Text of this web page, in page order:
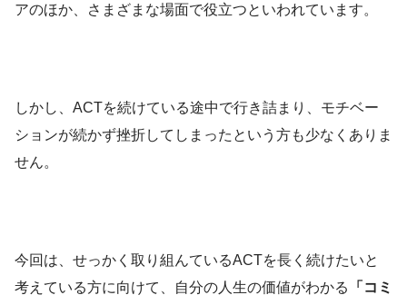
アのほか、さまざまな場面で役立つといわれています。
しかし、ACTを続けている途中で行き詰まり、モチベー
ションが続かず挫折してしまったという方も少なくありま
せん。
今回は、せっかく取り組んているACTを長く続けたいと
考えている方に向けて、自分の人生の価値がわかる
「コミ